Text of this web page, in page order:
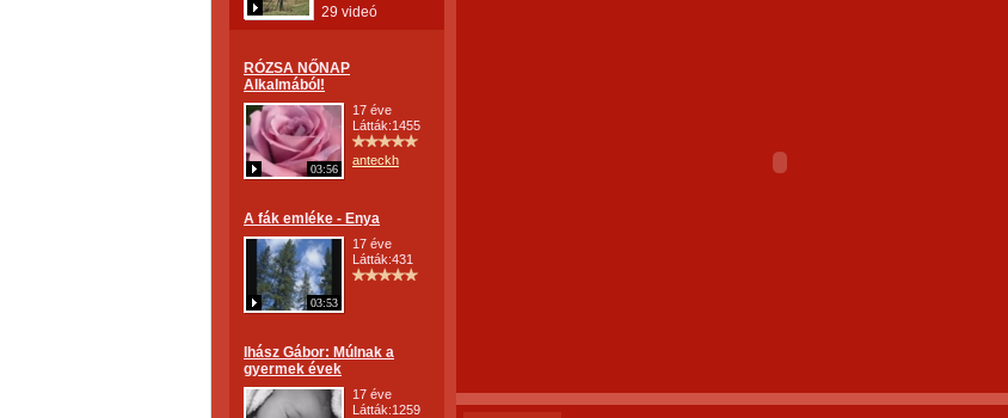
29 videó
RÓZSA NŐNAP
Alkalmából!
03:56
17 éve
Látták:1455
anteckh
A fák emléke - Enya
03:53
17 éve
Látták:431
Ihász Gábor: Múlnak a
gyermek évek
17 éve
Látták:1259